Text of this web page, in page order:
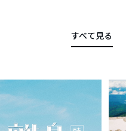
すべて見る